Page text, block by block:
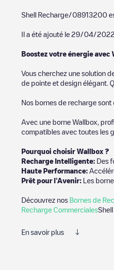
Shell Recharge/08913200
Il a été ajouté le 29/04/2022
Boostez votre énergie
Vous cherchez une solution
de pointe et design élégant.
Nos bornes de recharge
Avec une borne Wallbox,
compatibles avec toutes les
Pourquoi choisir Wallbox ?
Recharge Intelligente: Des
Haute Performance:
Prêt pour l'Avenir:
Les
Découvrez nos Bornes de
Recharge Commerciales
En savoir plus